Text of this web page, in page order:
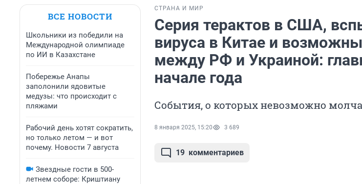
ВСЕ НОВОСТИ
Школьники из победили на
Международной олимпиаде
по ИИ в Казахстане
Побережье Анапы
заполонили ядовитые
медузы: что происходит с
пляжами
Рабочий день хотят сократить,
но только летом — и вот
почему. Новости 7 августа
Звездные гости в 500-
летнем соборе: Криштиану
СТРАНА И МИР
Серия терактов в США,
вируса в Китае и
между РФ и Украиной:
начале года
События, о которых невозможно
8 января 2025, 15:20 3 689
19 комментариев